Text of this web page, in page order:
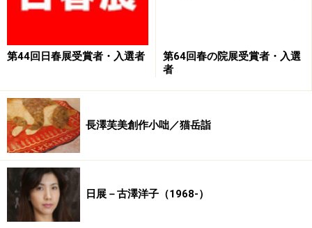
繊細透明な書画の数々
１.竹田絵画の輝き
２.弟子たち・周辺への波及
３.伝来の中国絵画
４.伝来の狩野派・大和絵
第44回日春展受賞者・入選者
第64回春の院展受賞者・入選
者
長澤芙美創作小咄／猫岳詣
日展－古澤洋子（1968-）